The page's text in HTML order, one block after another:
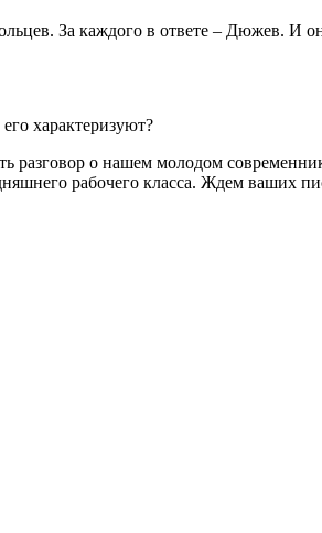
За каждого в ответе – Дюжев. И
характеризуют?
о нашем молодом
рабочего класса. Ждем ваших